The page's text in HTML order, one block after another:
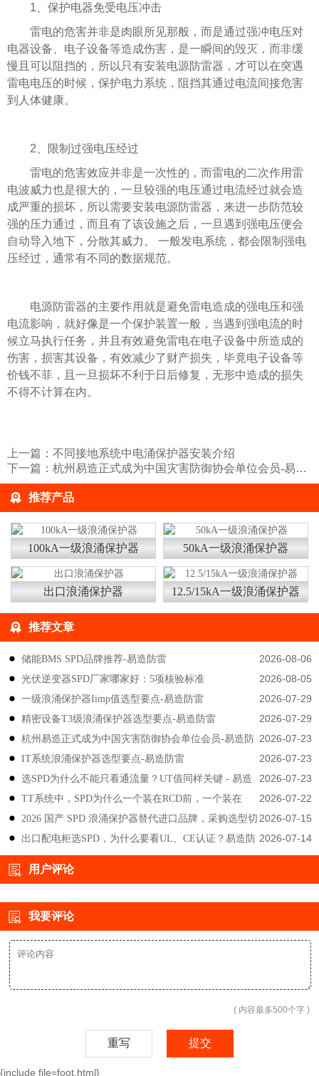
1、保护电器免受电压冲击
雷电的危害并非是肉眼所见那般，而是通过强冲电压对
电器设备、电子设备等造成伤害，是一瞬间的毁灭，而非缓
慢且可以阻挡的，所以只有安装电源防雷器，才可以在突遇
雷电电压的时候，保护电力系统，阻挡其通过电流间接危害
到人体健康。
2、限制过强电压经过
雷电的危害效应并非是一次性的，而雷电的二次作用雷
电波威力也是很大的，一旦较强的电压通过电流经过就会造
成严重的损坏，所以需要安装电源防雷器，来进一步防范较
强的压力通过，而且有了该设施之后，一旦遇到强电压便会
自动导入地下，分散其威力。 一般发电系统，都会限制强电
压经过，通常有不同的数据规范。
电源防雷器的主要作用就是避免雷电造成的强电压和强
电流影响，就好像是一个保护装置一般，当遇到强电流的时
候立马执行任务，并且有效避免雷电在电子设备中所造成的
伤害，损害其设备，有效减少了财产损失，毕竟电子设备等
价钱不菲，且一旦损坏不利于日后修复，无形中造成的损失
不得不计算在内。
上一篇： 不同接地系统中电涌保护器安装介绍
下一篇： 杭州易造正式成为中国灾害防御协会单位会员-易造防雷
推荐产品
100kA一级浪涌保护器 50kA一级浪涌保护器
出口浪涌保护器 12.5/15kA一级浪涌保护器
推荐文章
2026-08-06
储能BMS SPD品牌推荐-易造防雷
2026-08-05
光伏逆变器SPD厂家哪家好：5项核验标准
2026-07-29
一级浪涌保护器Iimp值选型要点-易造防雷
2026-07-29
精密设备T3级浪涌保护器选型要点-易造防雷
2026-07-23
杭州易造正式成为中国灾害防御协会单位会员-易造防
雷
2026-07-23
IT系统浪涌保护器选型要点-易造防雷
2026-07-23
选SPD为什么不能只看通流量？UT值同样关键 - 易造
防雷
2026-07-22
TT系统中，SPD为什么一个装在RCD前，一个装在
后？-易造防雷
2026-07-15
2026 国产 SPD 浪涌保护器替代进口品牌，采购选型切
勿只对比价格-易造防雷
2026-07-14
出口配电柜选SPD，为什么要看UL、CE认证？易造防
雷技术解答
用户评论
我要评论
( 内容最多500个字 )
重写 提交
{include file=foot.html}